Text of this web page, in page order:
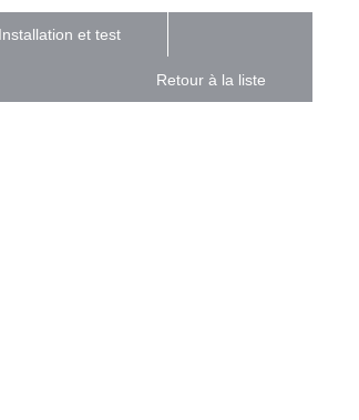
Installation et test
Retour à la liste